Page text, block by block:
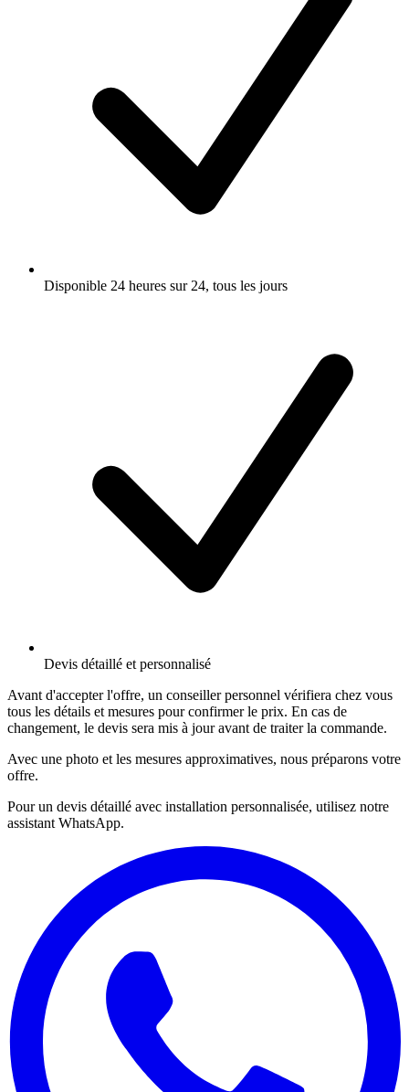
Disponible 24 heures sur 24, tous les jours
Devis détaillé et personnalisé
Avant d'accepter l'offre, un conseiller personnel vérifiera chez vous
tous les détails et mesures pour confirmer le prix. En cas de
changement, le devis sera mis à jour avant de traiter la commande.
Avec une photo et les mesures approximatives, nous préparons votre
offre.
Pour un devis détaillé avec installation personnalisée, utilisez notre
assistant WhatsApp.